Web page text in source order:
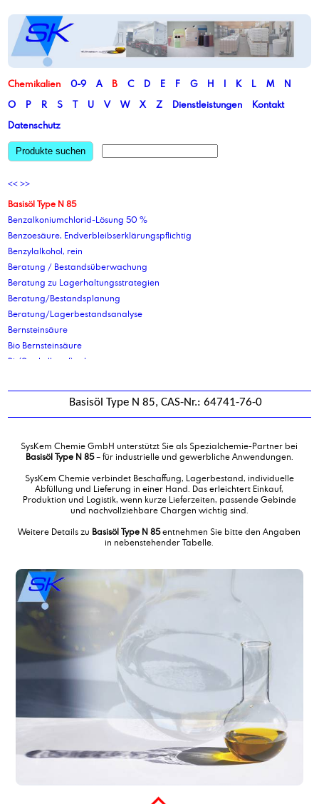
Chemikalien 0-9 A B C D E F G H I K L M
N
O
P R S T U V W X Z Dienstleistungen
Kontakt
Datenschutz
Produkte suchen
<< >>
Basisöl Type N 85
Benzalkoniumchlorid-Lösung 50 %
Benzoesäure, Endverbleibserklärungspflichtig
Benzylalkohol, rein
Beratung / Bestandsüberwachung
Beratung zu Lagerhaltungsstrategien
Beratung/Bestandsplanung
Beratung/Lagerbestandsanalyse
Bernsteinsäure
Bio Bernsteinsäure
Bis(2-ethylhexyl) sebacat
Bisphenol A
Butyldiglykol
Butyloleat
Butylstearat
Basisöl Type N 85, CAS-Nr.: 64741-76-0
SysKem Chemie GmbH unterstützt Sie als Spezialchemie-Partner bei
Basisöl Type N 85– für industrielle und gewerbliche Anwendungen.
SysKem Chemie verbindet Beschaffung, Lagerbestand, individuelle
Abfüllung und Lieferung in einer Hand. Das erleichtert Einkauf,
Produktion und Logistik, wenn kurze Lieferzeiten, passende Gebinde
und nachvollziehbare Chargen wichtig sind.
Weitere Details zu Basisöl Type N 85entnehmen Sie bitte den Angaben
in nebenstehender Tabelle.